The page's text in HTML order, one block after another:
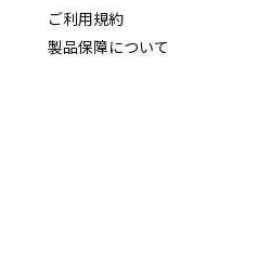
ご利用規約
製品保障について